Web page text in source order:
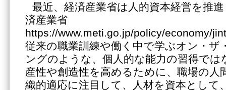
最近、経済産業省は人的資本経営を推
済産業省
https://www.meti.go.jp/policy/economy/
従来の職業訓練や働く中で学ぶオン・ザ
ングのような、個人的な能力の習得では
産性や創造性を高めるために、職場の人
織的適応に注目して、人材を資本として